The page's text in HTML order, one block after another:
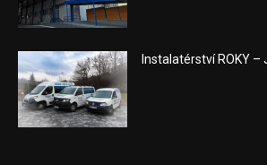
Instalatérství ROKY –